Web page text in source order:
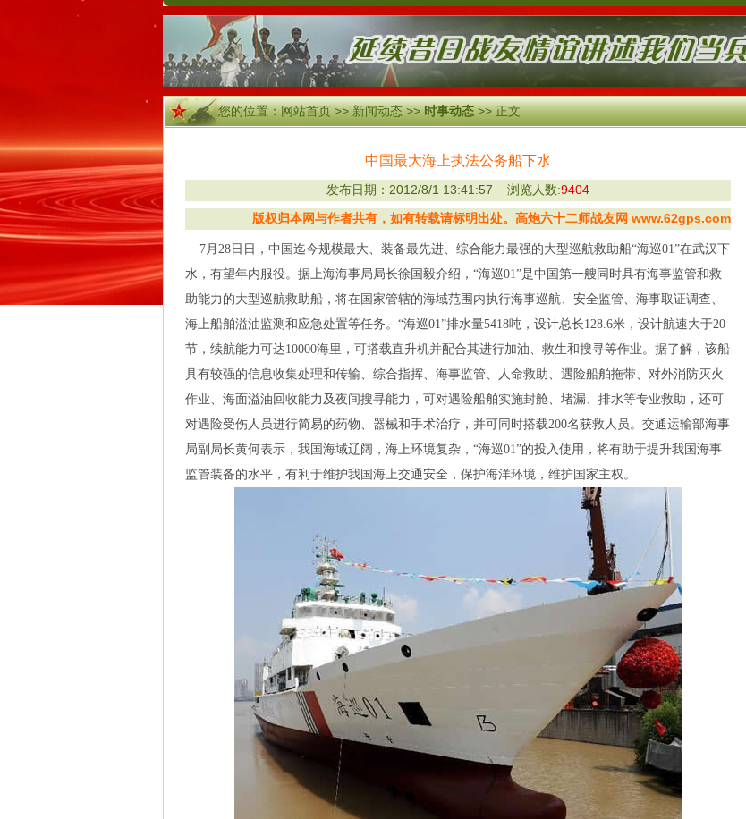
您的位置：网站首页>>新闻动态>>时事动态>> 正文
中国最大海上执法公务船下水
发布日期：2012/8/1 13:41:57 浏览人数:9404
版权归本网与作者共有，如有转载请标明出处。高炮六十二师战友网 www.62gps.com
7月28日日，中国迄今规模最大、装备最先进、综合能力最强的大型巡航救助船“海巡01”在武汉下
水，有望年内服役。据上海海事局局长徐国毅介绍，“海巡01”是中国第一艘同时具有海事监管和救
助能力的大型巡航救助船，将在国家管辖的海域范围内执行海事巡航、安全监管、海事取证调查、
海上船舶溢油监测和应急处置等任务。“海巡01”排水量5418吨，设计总长128.6米，设计航速大于20
节，续航能力可达10000海里，可搭载直升机并配合其进行加油、救生和搜寻等作业。据了解，该船
具有较强的信息收集处理和传输、综合指挥、海事监管、人命救助、遇险船舶拖带、对外消防灭火
作业、海面溢油回收能力及夜间搜寻能力，可对遇险船舶实施封舱、堵漏、排水等专业救助，还可
对遇险受伤人员进行简易的药物、器械和手术治疗，并可同时搭载200名获救人员。交通运输部海事
局副局长黄何表示，我国海域辽阔，海上环境复杂，“海巡01”的投入使用，将有助于提升我国海事
监管装备的水平，有利于维护我国海上交通安全，保护海洋环境，维护国家主权。